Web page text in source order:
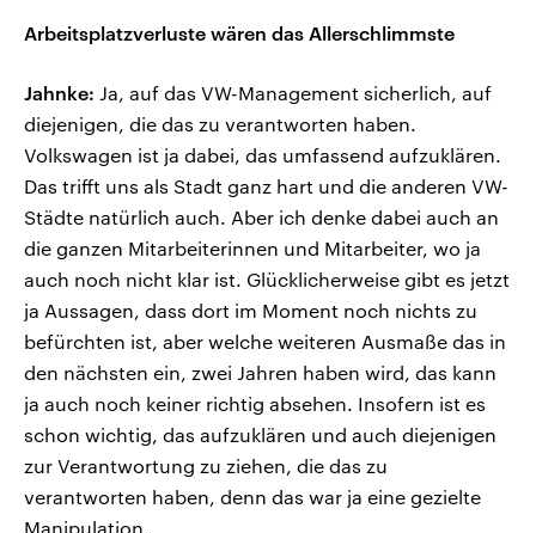
Arbeitsplatzverluste wären das Allerschlimmste
Jahnke: Ja, auf das VW-Management sicherlich, auf
diejenigen, die das zu verantworten haben.
Volkswagen ist ja dabei, das umfassend aufzuklären.
Das trifft uns als Stadt ganz hart und die anderen VW-
Städte natürlich auch. Aber ich denke dabei auch an
die ganzen Mitarbeiterinnen und Mitarbeiter, wo ja
auch noch nicht klar ist. Glücklicherweise gibt es jetzt
ja Aussagen, dass dort im Moment noch nichts zu
befürchten ist, aber welche weiteren Ausmaße das in
den nächsten ein, zwei Jahren haben wird, das kann
ja auch noch keiner richtig absehen. Insofern ist es
schon wichtig, das aufzuklären und auch diejenigen
zur Verantwortung zu ziehen, die das zu
verantworten haben, denn das war ja eine gezielte
Manipulation.